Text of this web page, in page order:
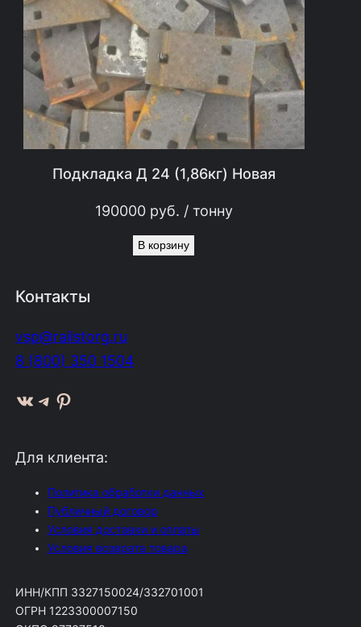
Подкладка Д 24 (1,86кг) Новая
190000руб. / тонну
В корзину
Контакты
vsp@railstorg.ru
8 (800) 350 1504
ВКонтакте Telegram Pinterest
Для клиента:
Политика обработки данных
Публичный договор
Условия доставки и оплаты
Условия возврата товара
ИНН/КПП 3327150024/332701001
ОГРН 1223300007150